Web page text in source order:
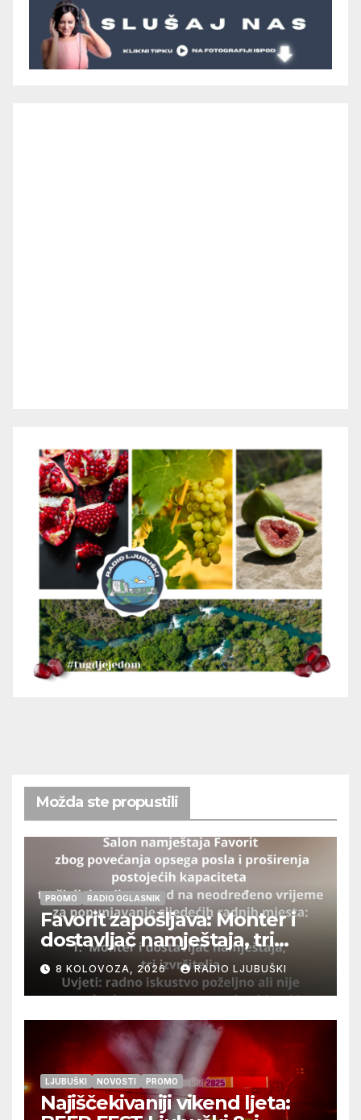
Možda ste propustili
PROMO RADIO OGLASNIK
Favorit zapošljava: Monter i
dostavljač namještaja, tri
izvršitelja
8 KOLOVOZA, 2026 RADIO LJUBUŠKI
LJUBUŠKI NOVOSTI PROMO
Najiščekivaniji vikend ljeta: